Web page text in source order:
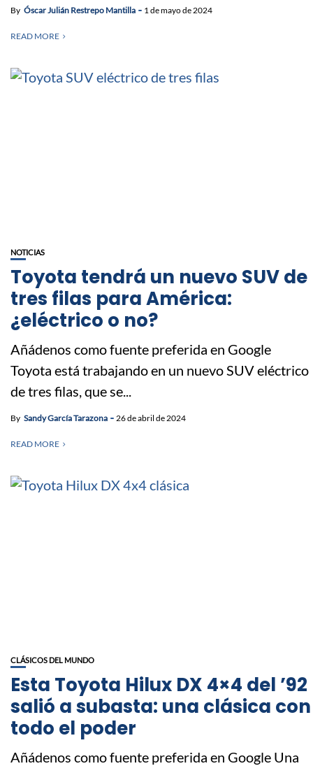
By Óscar Julián Restrepo Mantilla 1 de mayo de 2024
READ MORE
NOTICIAS
Toyota tendrá un nuevo SUV de
tres filas para América:
¿eléctrico o no?
Añádenos como fuente preferida en Google
Toyota está trabajando en un nuevo SUV eléctrico
de tres filas, que se...
By Sandy García Tarazona 26 de abril de 2024
READ MORE
CLÁSICOS DEL MUNDO
Esta Toyota Hilux DX 4×4 del ’92
salió a subasta: una clásica con
todo el poder
Añádenos como fuente preferida en Google Una